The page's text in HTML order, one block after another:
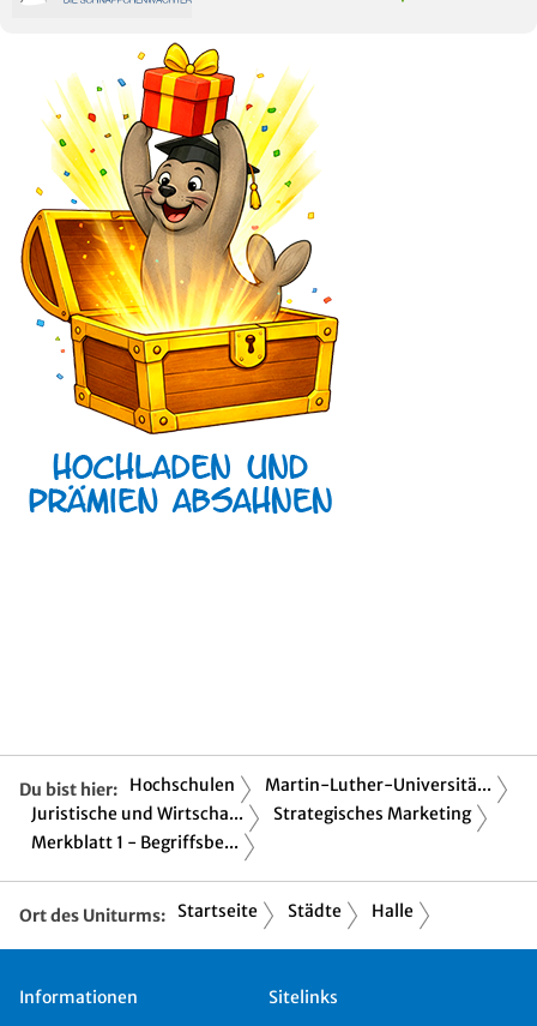
Du bist hier: Hochschulen
Martin-Luther-Universitä...
Juristische und Wirtscha...
Strategisches Marketing
Merkblatt 1 - Begriffsbe...
Ort des Uniturms: Startseite Städte Halle
Informationen
Sitelinks